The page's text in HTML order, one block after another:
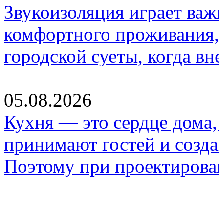
Звукоизоляция играет
комфортного
городской суеты, когда
05.08.2026
Кухня — это сердце дома,
принимают гостей и
Поэтому при